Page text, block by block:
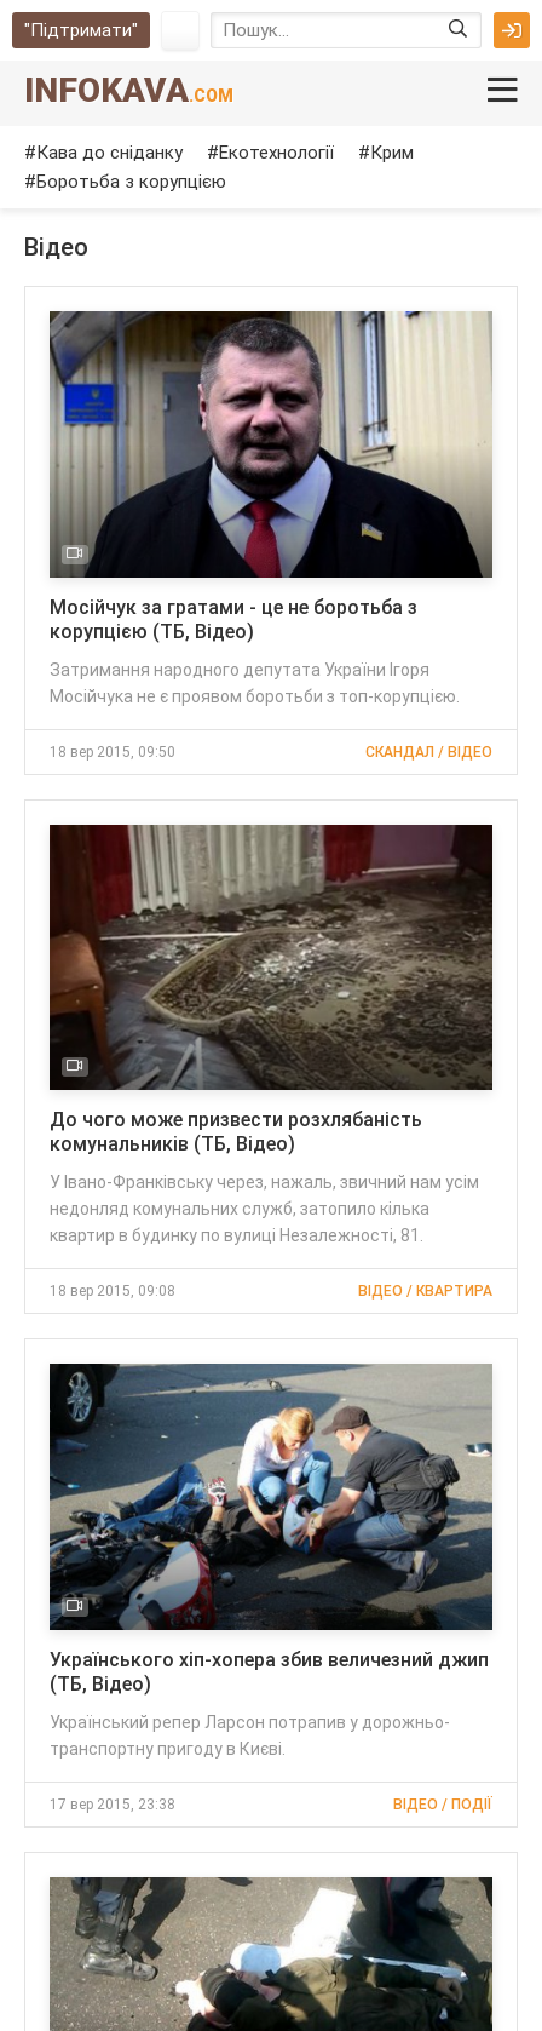
"Підтримати"
INFOKAVA.COM
Кава до сніданку Екотехнології
Крим
Боротьба з корупцією
Відео
Мосійчук за гратами - це не боротьба з
корупцією (ТБ, Відео)
Затримання народного депутата України Ігоря
Мосійчука не є проявом боротьби з топ-корупцією.
18 вер 2015, 09:50 СКАНДАЛ / ВІДЕО
До чого може призвести розхлябаність
комунальників (ТБ, Відео)
У Івано-Франківську через, нажаль, звичний нам усім
недонляд комунальних служб, затопило кілька
квартир в будинку по вулиці Незалежності, 81.
18 вер 2015, 09:08 ВІДЕО / КВАРТИРА
Українського хіп-хопера збив величезний джип
(ТБ, Відео)
Український репер Ларсон потрапив у дорожньо-
транспортну пригоду в Києві.
17 вер 2015, 23:38 ВІДЕО / ПОДІЇ